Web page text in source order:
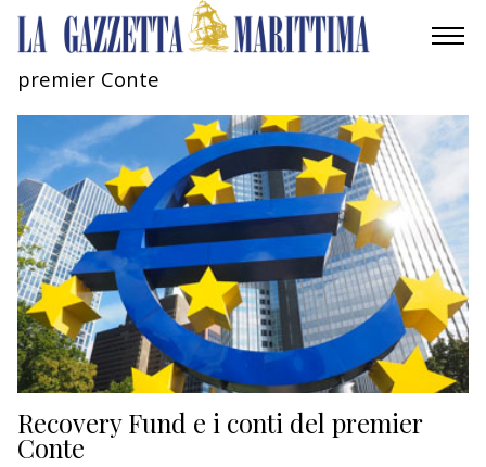
AMBIENTE
MOBILITÀ
INDUSTRIA
RICERCA
ECONOMIA
TURISMO
CULTURA
premier Conte
Recovery Fund e i conti del premier
Conte